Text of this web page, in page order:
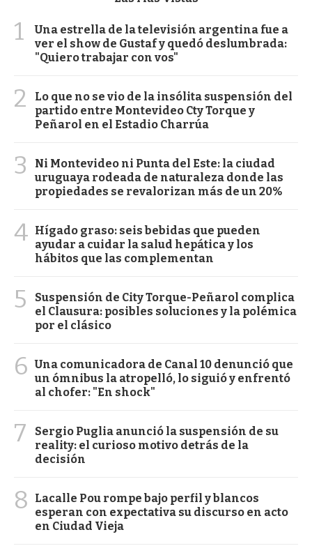
1
Una estrella de la televisión argentina fue a
ver el show de Gustaf y quedó deslumbrada:
"Quiero trabajar con vos"
2
Lo que no se vio de la insólita suspensión del
partido entre Montevideo Cty Torque y
Peñarol en el Estadio Charrúa
3
Ni Montevideo ni Punta del Este: la ciudad
uruguaya rodeada de naturaleza donde las
propiedades se revalorizan más de un 20%
4 Hígado graso: seis bebidas que pueden
ayudar a cuidar la salud hepática y los
hábitos que las complementan
5
Suspensión de City Torque-Peñarol complica
el Clausura: posibles soluciones y la polémica
por el clásico
6 Una comunicadora de Canal 10 denunció que
un ómnibus la atropelló, lo siguió y enfrentó
al chofer: "En shock"
7
Sergio Puglia anunció la suspensión de su
reality: el curioso motivo detrás de la
decisión
8
Lacalle Pou rompe bajo perfil y blancos
esperan con expectativa su discurso en acto
en Ciudad Vieja